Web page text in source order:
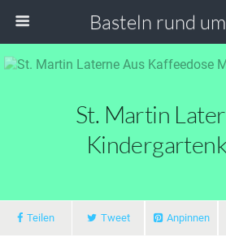
Basteln rund
St. Martin
Teilen Tweet Anpinnen